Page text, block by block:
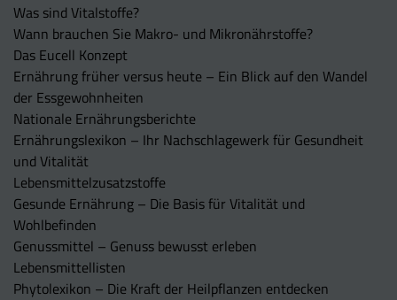
Was sind Vitalstoffe?
Wann brauchen Sie Makro- und Mikronährstoffe?
Das Eucell Konzept
Ernährung früher versus heute – Ein Blick auf den Wandel
der Essgewohnheiten
Nationale Ernährungsberichte
Ernährungslexikon – Ihr Nachschlagewerk für Gesundheit
und Vitalität
Lebensmittelzusatzstoffe
Gesunde Ernährung – Die Basis für Vitalität und
Wohlbefinden
Genussmittel – Genuss bewusst erleben
Lebensmittellisten
Phytolexikon – Die Kraft der Heilpflanzen entdecken